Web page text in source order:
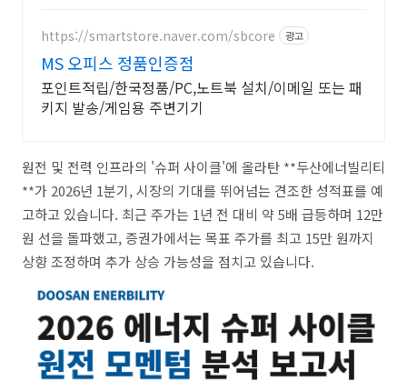
https://smartstore.naver.com/sbcore 광고
MS 오피스 정품인증점
포인트적립/한국정품/PC,노트북 설치/이메일 또는 패
키지 발송/게임용 주변기기
원전 및 전력 인프라의 '슈퍼 사이클'에 올라탄 **두산에너빌리티
**가 2026년 1분기, 시장의 기대를 뛰어넘는 견조한 성적표를 예
고하고 있습니다. 최근 주가는 1년 전 대비 약 5배 급등하며 12만
원 선을 돌파했고, 증권가에서는 목표 주가를 최고 15만 원까지
상향 조정하며 추가 상승 가능성을 점치고 있습니다.